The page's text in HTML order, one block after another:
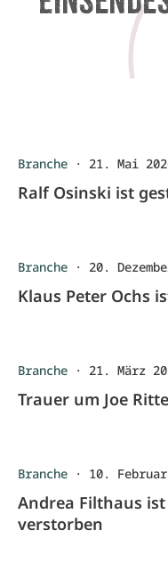
Branche · 21. Mai
Ralf Osinski ist
Branche · 20.
Klaus Peter Ochs
Branche · 21. März
Trauer um Joe
Branche · 10.
Andrea Filthaus
verstorben